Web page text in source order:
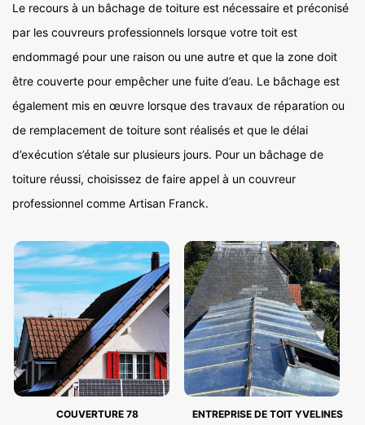
Le recours à un bâchage de toiture est nécessaire et préconisé
par les couvreurs professionnels lorsque votre toit est
endommagé pour une raison ou une autre et que la zone doit
être couverte pour empêcher une fuite d’eau. Le bâchage est
également mis en œuvre lorsque des travaux de réparation ou
de remplacement de toiture sont réalisés et que le délai
d’exécution s’étale sur plusieurs jours. Pour un bâchage de
toiture réussi, choisissez de faire appel à un couvreur
professionnel comme Artisan Franck.
COUVERTURE 78 ENTREPRISE DE TOIT YVELINES